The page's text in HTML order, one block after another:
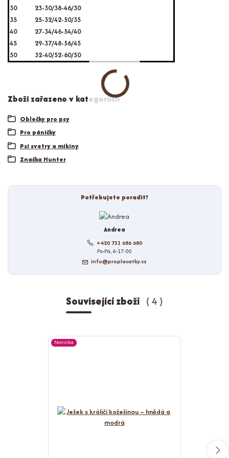
30
23-30/38-46/30
35
25-32/42-50/35
40
27-34/46-54/40
45
29-37/48-56/45
50
32-40/52-60/50
Zboží zařazeno v kategoriích
Oblečky pro psy
Pro páníčky
Psí svetry a mikiny
Značka Hunter
Potřebujete poradit?
Andrea
+420 731 686 680
Po-Pá, 8-17:00
info@proplacatky.cz
Související zboží 4
Novinka